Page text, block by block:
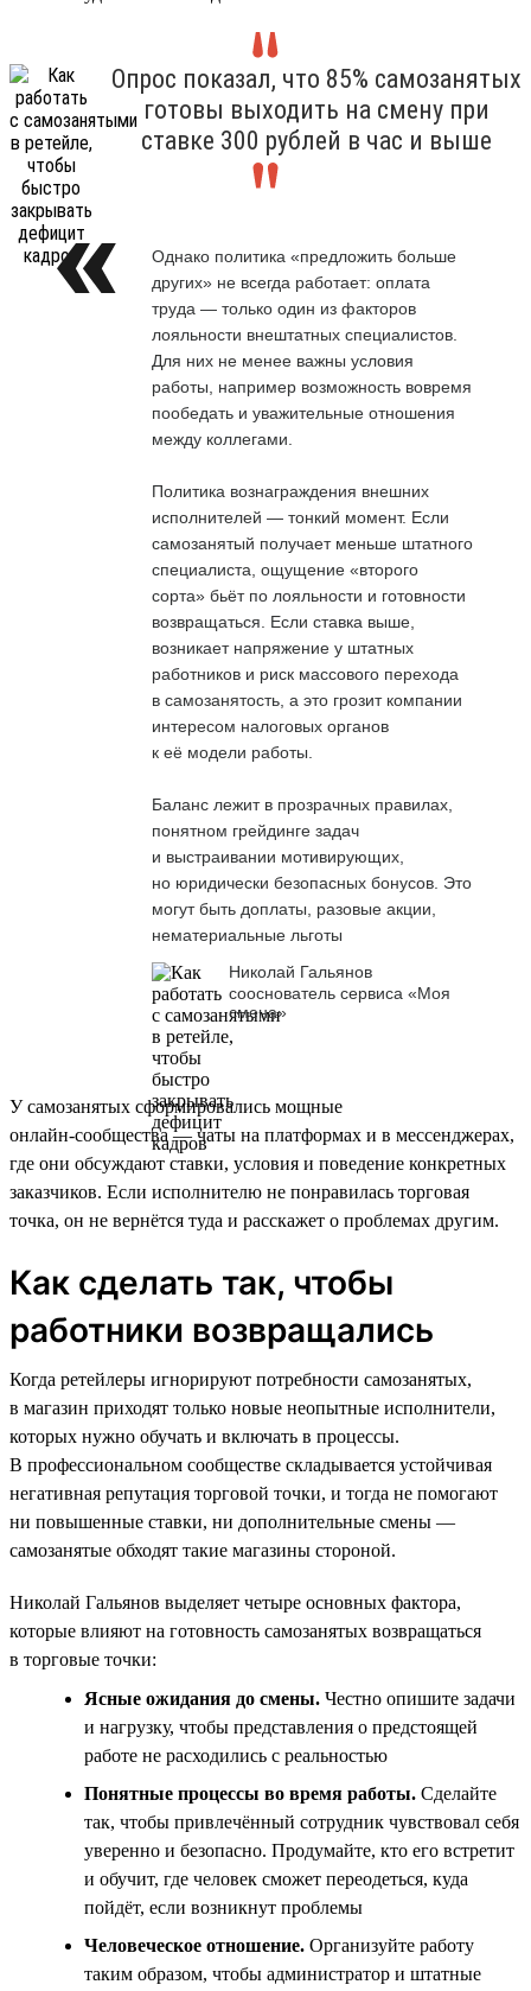
Опрос показал, что 85% самозанятых
готовы выходить на смену при
ставке 300 рублей в час и выше
Однако политика «предложить больше
других» не всегда работает: оплата
труда — только один из факторов
лояльности внештатных специалистов.
Для них не менее важны условия
работы, например возможность вовремя
пообедать и уважительные отношения
между коллегами.
Политика вознаграждения внешних
исполнителей — тонкий момент. Если
самозанятый получает меньше штатного
специалиста, ощущение «второго
сорта» бьёт по лояльности и готовности
возвращаться. Если ставка выше,
возникает напряжение у штатных
работников и риск массового перехода
в самозанятость, а это грозит компании
интересом налоговых органов
к её модели работы.
Баланс лежит в прозрачных правилах,
понятном грейдинге задач
и выстраивании мотивирующих,
но юридически безопасных бонусов. Это
могут быть доплаты, разовые акции,
нематериальные льготы
Николай Гальянов
сооснователь сервиса «Моя
смена»
У самозанятых сформировались мощные
онлайн‑сообщества — чаты на платформах и в мессенджерах,
где они обсуждают ставки, условия и поведение конкретных
заказчиков. Если исполнителю не понравилась торговая
точка, он не вернётся туда и расскажет о проблемах другим.
Как сделать так, чтобы
работники возвращались
Когда ретейлеры игнорируют потребности самозанятых,
в магазин приходят только новые неопытные исполнители,
которых нужно обучать и включать в процессы.
В профессиональном сообществе складывается устойчивая
негативная репутация торговой точки, и тогда не помогают
ни повышенные ставки, ни дополнительные смены —
самозанятые обходят такие магазины стороной.
Николай Гальянов выделяет четыре основных фактора,
которые влияют на готовность самозанятых возвращаться
в торговые точки:
Ясные ожидания до смены. Честно опишите задачи
и нагрузку, чтобы представления о предстоящей
работе не расходились с реальностью
Понятные процессы во время работы. Сделайте
так, чтобы привлечённый сотрудник чувствовал себя
уверенно и безопасно. Продумайте, кто его встретит
и обучит, где человек сможет переодеться, куда
пойдёт, если возникнут проблемы
Человеческое отношение. Организуйте работу
таким образом, чтобы администратор и штатные